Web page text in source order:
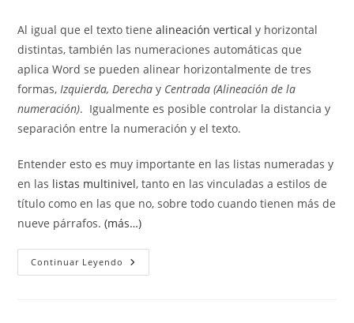
entrada:
entrada:
Al igual que el texto tienealineación vertical y horizontal
distintas, también las numeraciones automáticas que
aplica Word se pueden alinear horizontalmente de tres
formas,Izquierda, Derechay Centrada (Alineación de la
numeración). Igualmente es posible controlar la distancia y
separación entre la numeración y el texto.
Entender esto es muy importante en las listas numeradas y
en las listas multinivel, tanto en las vinculadas a estilos de
título como en las que no, sobre todo cuando tienen más de
nueve párrafos.(más…)
Continuar Leyendo Alineación
De